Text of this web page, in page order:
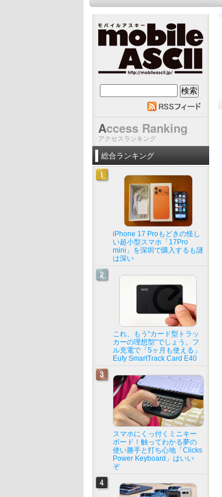
mobile ASCII
Access Ranking
アクセスランキング
総合ランキング
iPhone 17 Proもどきの怪し
い超小型スマホ「17Pro
mini」を深圳で購入するも謎
は深い
これ、もう“カード型トラッ
カーの理想型”でしょう。フ
ル充電で「5ヶ月も使える」
Eufy SmartTrack Card E40
スマホにくっ付くミニキー
ボード！触ってわかる夢の
使い勝手と打ち心地「Clicks
Power Keyboard」はいい
ぞ